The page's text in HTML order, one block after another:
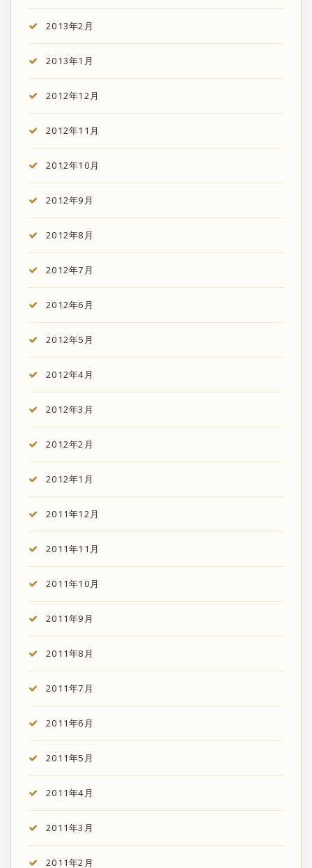
2013年2月
2013年1月
2012年12月
2012年11月
2012年10月
2012年9月
2012年8月
2012年7月
2012年6月
2012年5月
2012年4月
2012年3月
2012年2月
2012年1月
2011年12月
2011年11月
2011年10月
2011年9月
2011年8月
2011年7月
2011年6月
2011年5月
2011年4月
2011年3月
2011年2月